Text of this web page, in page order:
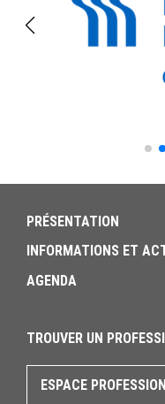
PRÉSENTATION
INFORMATIONS ET
AGENDA
TROUVER UN
ESPACE